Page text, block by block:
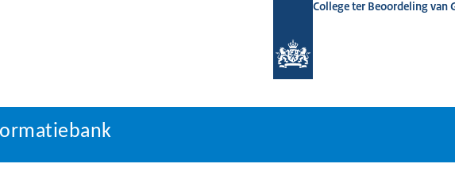
College ter Beoordeling van